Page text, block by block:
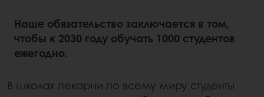
Наше обязательство заключается в том,
чтобы к 2030 году обучать 1000 студентов
ежегодно.
В школах пекарни по всему миру студенты